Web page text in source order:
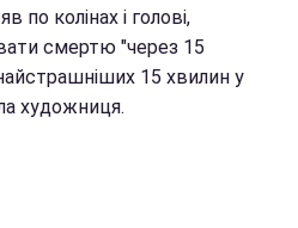
по колінах і голові,
смертю "через 15
15 хвилин у
художниця.